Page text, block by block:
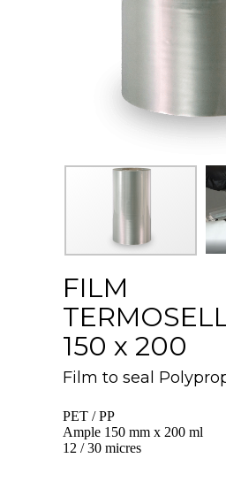
FILM
150 x 200
Film to seal
PET / PP
Ample 150 mm x 200 ml
12 / 30 micres